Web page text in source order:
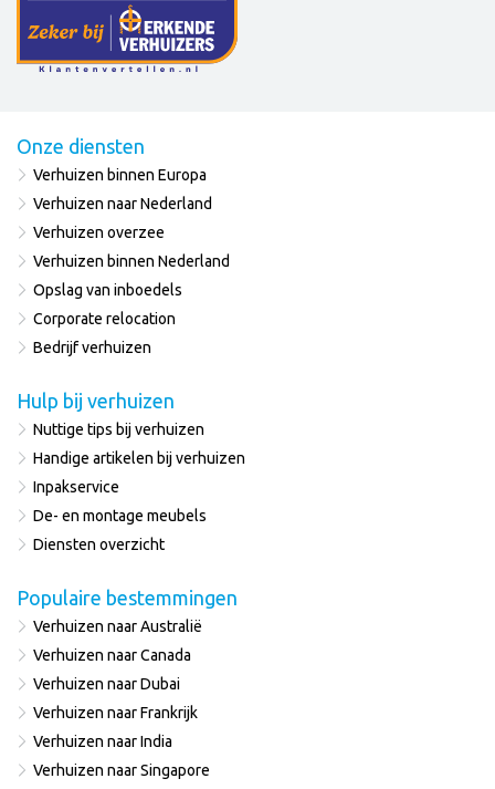
Onze diensten
Verhuizen binnen Europa
Verhuizen naar Nederland
Verhuizen overzee
Verhuizen binnen Nederland
Opslag van inboedels
Corporate relocation
Bedrijf verhuizen
Hulp bij verhuizen
Nuttige tips bij verhuizen
Handige artikelen bij verhuizen
Inpakservice
De- en montage meubels
Diensten overzicht
Populaire bestemmingen
Verhuizen naar Australië
Verhuizen naar Canada
Verhuizen naar Dubai
Verhuizen naar Frankrijk
Verhuizen naar India
Verhuizen naar Singapore